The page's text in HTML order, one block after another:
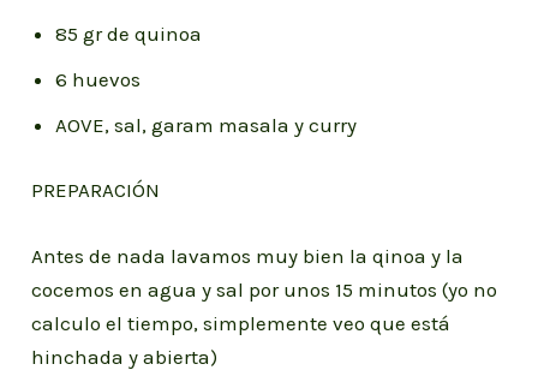
85 gr de quinoa
6 huevos
AOVE, sal, garam masala y curry
PREPARACIÓN
Antes de nada lavamos muy bien la qinoa y la
cocemos en agua y sal por unos 15 minutos (yo no
calculo el tiempo, simplemente veo que está
hinchada y abierta)